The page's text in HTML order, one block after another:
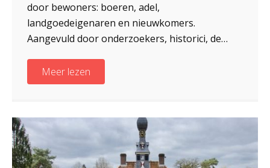
door bewoners: boeren, adel,
landgoedeigenaren en nieuwkomers.
Aangevuld door onderzoekers, historici, de…
Meer lezen